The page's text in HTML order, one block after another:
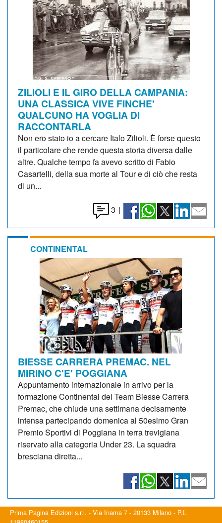
ZILIOLI E IL GIRO DELLA CAMPANIA:
UNA CLASSICA VIVE FINCHE'
QUALCUNO HA VOGLIA DI
RACCONTARLA
Non ero stato io a cercare Italo Zilioli. È forse questo
il particolare che rende questa storia diversa dalle
altre. Qualche tempo fa avevo scritto di Fabio
Casartelli, della sua morte al Tour e di ciò che resta
di un...
3 |
CONTINENTAL
BIESSE CARRERA PREMAC. NEL
MIRINO C'E' POGGIANA
Appuntamento internazionale in arrivo per la
formazione Continental del Team Biesse Carrera
Premac, che chiude una settimana decisamente
intensa partecipando domenica al 50esimo Gran
Premio Sportivi di Poggiana in terra trevigiana
riservato alla categoria Under 23. La squadra
bresciana diretta...
Prima Pagina Edizioni s.r.l. - Via Inama 7 - 20133 Milano - P.I.